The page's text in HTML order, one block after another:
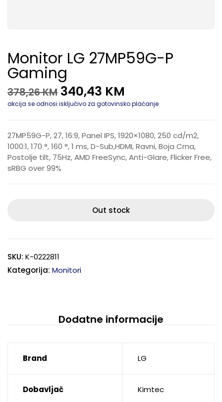
Monitor LG 27MP59G-P
Gaming
378,26KM 340,43 KM
akcija se odnosi isključivo za gotovinsko plaćanje
27MP59G-P, 27, 16:9, Panel IPS, 1920×1080, 250 cd/m2,
1000:1, 170 °, 160 °, 1 ms, D-Sub,HDMI, Ravni, Boja Crna,
Postolje tilt, 75Hz, AMD FreeSync, Anti-Glare, Flicker Free,
sRBG over 99%
Out stock
SKU: K-0222811
Kategorija: Monitori
Dodatne informacije
Brand LG
Dobavljač Kimtec